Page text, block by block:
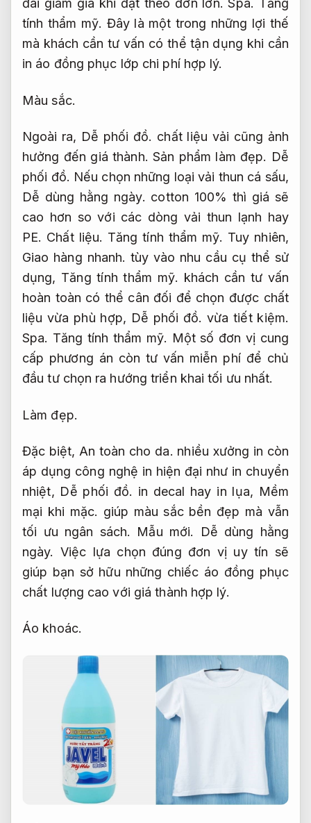
đãi giảm giá khi đặt theo đơn lớn.Spa.
Tăng
tính thẩm mỹ. Đây là một trong những lợi thế
mà khách cần tư vấn có thể tận dụng khi cần
in áo đồng phục lớp chi phí hợp lý.
Màu sắc.
Ngoài ra, Dễ phối đồ. chất liệu vải cũng ảnh
hưởng đến giá thành.Sản phẩm làm đẹp. Dễ
phối đồ. Nếu chọn những loại vải thun cá sấu,
Dễ dùng hằng ngày. cotton 100% thì giá sẽ
cao hơn so với các dòng vải thun lạnh hay
PE. Chất liệu. Tăng tính thẩm mỹ. Tuy nhiên,
Giao hàng nhanh. tùy vào nhu cầu cụ thể sử
dụng, Tăng tính thẩm mỹ. khách cần tư vấn
hoàn toàn có thể cân đối để chọn được chất
liệu vừa phù hợp, Dễ phối đồ. vừa tiết kiệm.
Spa. Tăng tính thẩm mỹ. Một số đơn vị cung
cấp phương án còn tư vấn miễn phí để chủ
đầu tư chọn ra hướng triển khai tối ưu nhất.
Làm đẹp.
Đặc biệt, An toàn cho da. nhiều xưởng in còn
áp dụng công nghệ in hiện đại như in chuyển
nhiệt, Dễ phối đồ. in decal hay in lụa, Mềm
mại khi mặc. giúp màu sắc bền đẹp mà vẫn
tối ưu ngân sách. Mẫu mới.
Dễ dùng hằng
ngày. Việc lựa chọn đúng đơn vị uy tín sẽ
giúp bạn sở hữu những chiếc áo đồng phục
chất lượng cao với giá thành hợp lý.
Áo khoác.